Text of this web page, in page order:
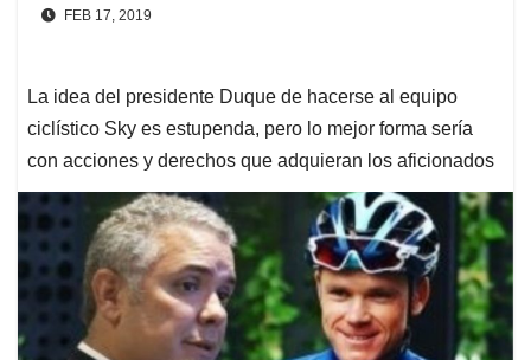
FEB 17, 2019
La idea del presidente Duque de hacerse al equipo
ciclístico Sky es estupenda, pero lo mejor forma sería
con acciones y derechos que adquieran los aficionados